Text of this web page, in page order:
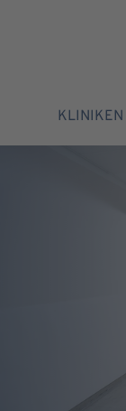
KLINIKEN